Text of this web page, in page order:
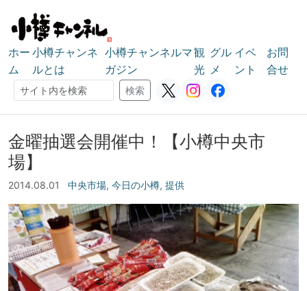
ホー
ム
小樽チャンネ
ルとは
小樽チャンネルマ
ガジン
観
光
グル
メ
イベ
ント
お問
合せ
検索
検索
金曜抽選会開催中！【小樽中央市
場】
2014.08.01 中央市場, 今日の小樽, 提供